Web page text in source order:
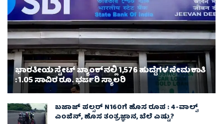
ಭಾರತೀಯ ಸ್ಟೇಟ್ ಬ್ಯಾಂಕ್‌ನಲ್ಲಿ 1,576 ಹುದ್ದೆಗಳ ನೇಮಕಾತಿ
: 1.05 ಸಾವಿರ ರೂ. ಭರ್ಜರಿ ಸ್ಯಾಲರಿ
ಬಜಾಜ್ ಪಲ್ಸರ್ N160ಗೆ ಹೊಸ ರೂಪ : 4-ವಾಲ್ವ್
ಎಂಜಿನ್, ಹೊಸ ತಂತ್ರಜ್ಞಾನ, ಬೆಲೆ ಎಷ್ಟು?